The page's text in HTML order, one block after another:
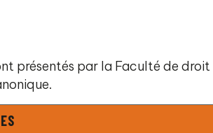
présentés par la Faculté de